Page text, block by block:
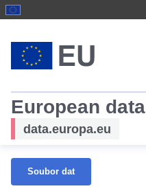
European data
data.europa.eu
Soubor dat